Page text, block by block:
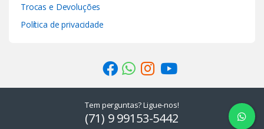
Trocas e Devoluções
Política de privacidade
Tem perguntas? Ligue-nos!
(71) 9 99153-5442